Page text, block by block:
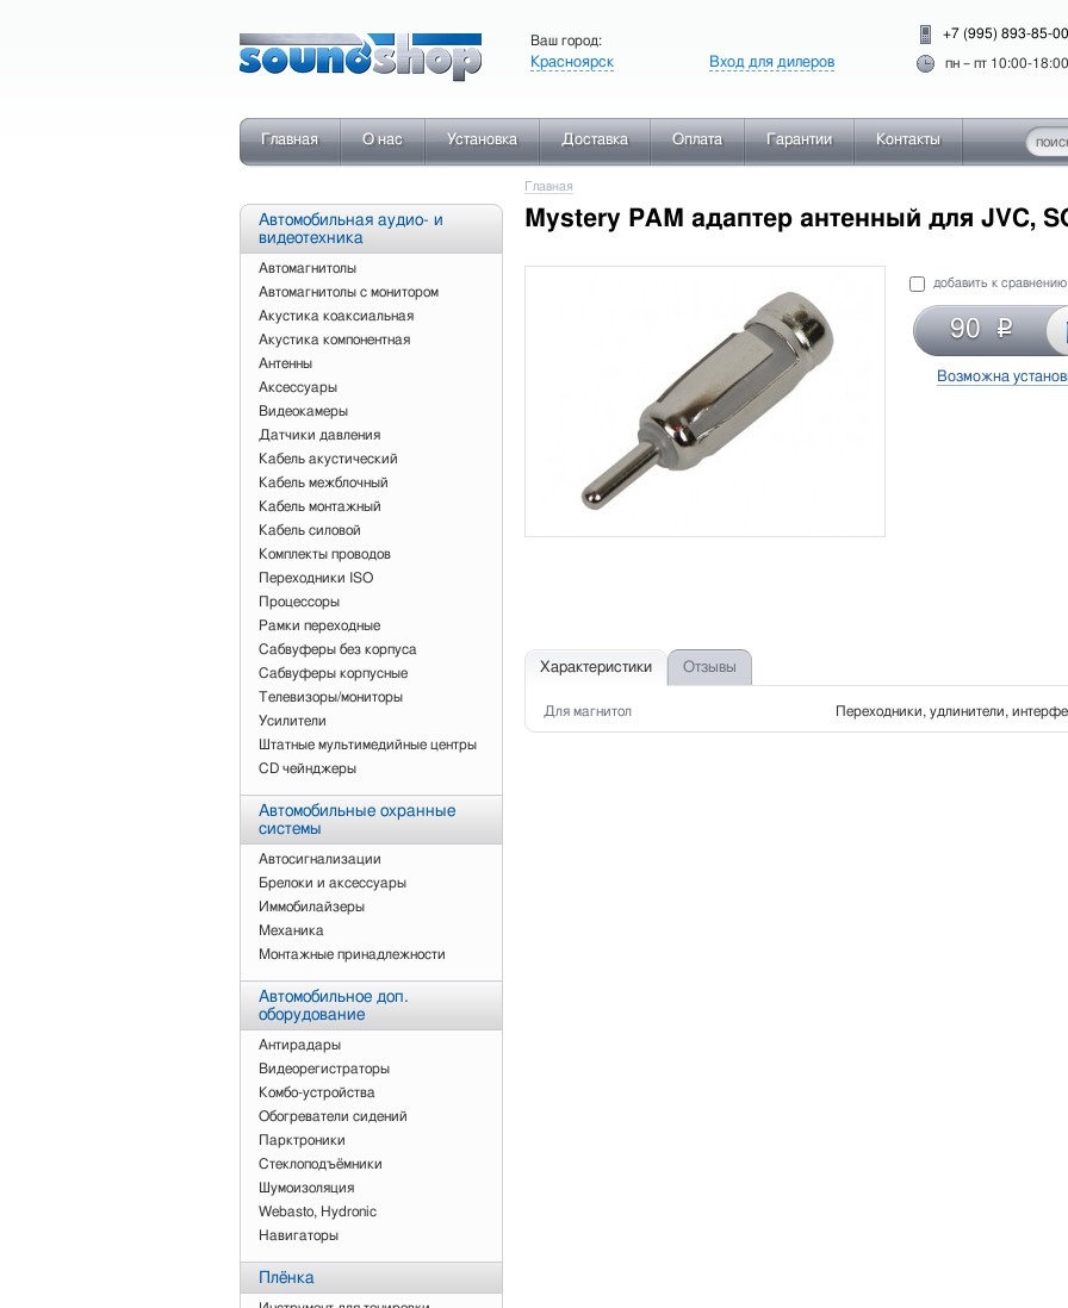
Ваш город:
Красноярск Вход для дилеров
+7 (995) 893-85-00
пн – пт 10:00-
Главная О нас Установка Доставка Оплата Гарантии Контакты
Автомобильная аудио- и
видеотехника
Автомагнитолы
Автомагнитолы с монитором
Акустика коаксиальная
Акустика компонентная
Антенны
Аксессуары
Видеокамеры
Датчики давления
Кабель акустический
Кабель межблочный
Кабель монтажный
Кабель силовой
Комплекты проводов
Переходники ISO
Процессоры
Рамки переходные
Сабвуферы без корпуса
Сабвуферы корпусные
Телевизоры/мониторы
Усилители
Штатные мультимедийные центры
CD чейнджеры
Автомобильные охранные
системы
Автосигнализации
Брелоки и аксессуары
Иммобилайзеры
Механика
Монтажные принадлежности
Автомобильное доп.
оборудование
Антирадары
Видеорегистраторы
Комбо-устройства
Обогреватели сидений
Парктроники
Стеклоподъёмники
Шумоизоляция
Webasto, Hydronic
Навигаторы
Плёнка
Главная
Mystery PAM адаптер антенный для JVC,
добавить к
90Р
Возможна
Характеристики Отзывы
Для магнитол Переходники, удлинители,